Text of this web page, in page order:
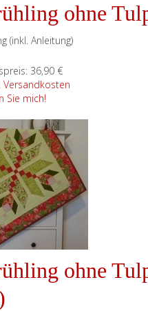
ohne
(inkl. Anleitung)
36,90 €
Versandkosten
Sie mich!
ohne